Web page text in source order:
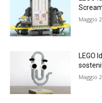
Maggio
LEGO
Maggio